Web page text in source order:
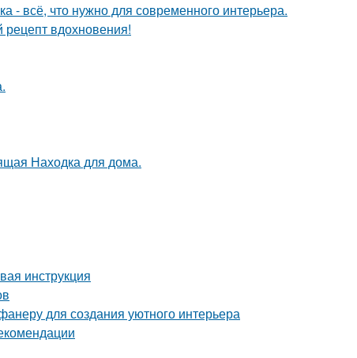
- всё, что нужно для современного интерьера.
вдохновения!
Находка для дома.
инструкция
для создания уютного интерьера